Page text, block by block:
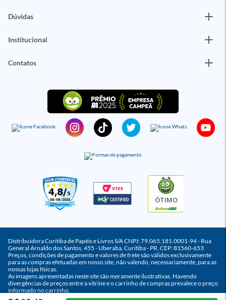
Dúvidas
Institucional
Contatos
ÓTIMO
Distribuidora Curitiba de Papéis e Livros S/A CNPJ: 79.065.181.0001-94 - Rua
General Arnaldo dos Santos, 455 - Uberaba, Curitiba - PR, CEP: 81560-653
Preços, condições de pagamento e valores de frete são válidos exclusivamente
para as compras efetuadas em nosso site, não valendo, necessariamente, para as
nossas lojas físicas.
As imagens apresentadas neste site são meramente ilustrativas. Havendo
divergências de preços entre a vitrine e o carrinho de compras prevalece o preço
informado no carrinho.